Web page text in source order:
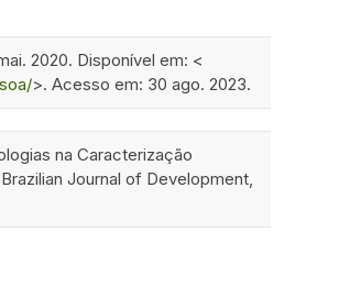
2020. Disponível em: <
>. Acesso em: 30 ago. 2023.
na Caracterização
Journal of Development,